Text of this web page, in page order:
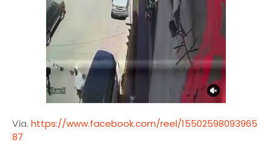
Vía. https://www.facebook.com/reel/15502598093965
87